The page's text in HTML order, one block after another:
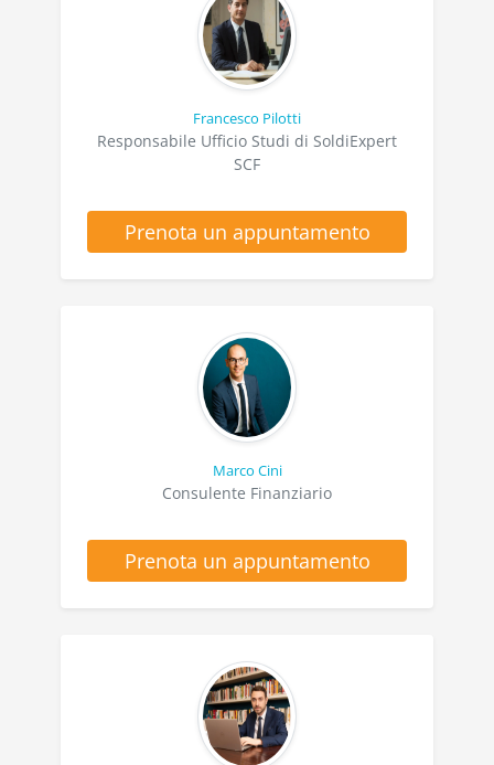
Francesco Pilotti
Responsabile Ufficio Studi di SoldiExpert
SCF
Prenota un appuntamento
Marco Cini
Consulente Finanziario
Prenota un appuntamento